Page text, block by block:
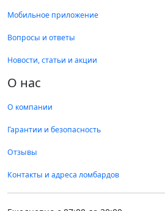
Мобильное приложение
Вопросы и ответы
Новости, статьи и акции
О нас
О компании
Гарантии и безопасность
Отзывы
Контакты и адреса ломбардов